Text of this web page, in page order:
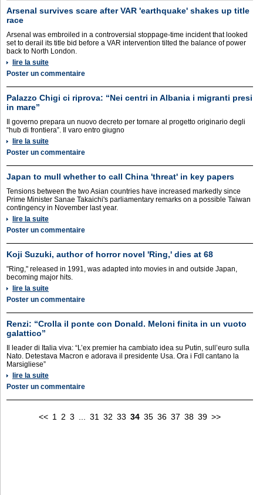
Arsenal survives scare after VAR 'earthquake' shakes up title
race
Arsenal was embroiled in a controversial stoppage-time incident that looked
set to derail its title bid before a VAR intervention tilted the balance of power
back to North London.
lire la suite
Poster un commentaire
Palazzo Chigi ci riprova: “Nei centri in Albania i migranti presi
in mare”
Il governo prepara un nuovo decreto per tornare al progetto originario degli
“hub di frontiera”. Il varo entro giugno
lire la suite
Poster un commentaire
Japan to mull whether to call China 'threat' in key papers
Tensions between the two Asian countries have increased markedly since
Prime Minister Sanae Takaichi's parliamentary remarks on a possible Taiwan
contingency in November last year.
lire la suite
Poster un commentaire
Koji Suzuki, author of horror novel 'Ring,' dies at 68
"Ring," released in 1991, was adapted into movies in and outside Japan,
becoming major hits.
lire la suite
Poster un commentaire
Renzi: “Crolla il ponte con Donald. Meloni finita in un vuoto
galattico”
Il leader di Italia viva: “L’ex premier ha cambiato idea su Putin, sull’euro sulla
Nato. Detestava Macron e adorava il presidente Usa. Ora i FdI cantano la
Marsigliese”
lire la suite
Poster un commentaire
<< 1 2 3 31 32 33 34 35 36 37 38 39 >>